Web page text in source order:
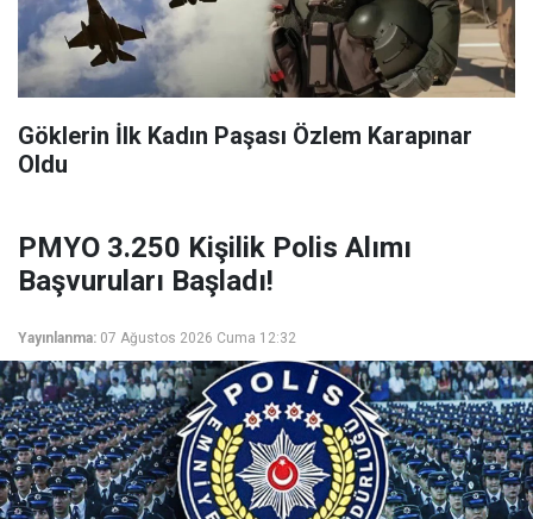
Göklerin İlk Kadın Paşası Özlem Karapınar
Oldu
PMYO 3.250 Kişilik Polis Alımı
Başvuruları Başladı!
Yayınlanma: 07 Ağustos 2026 Cuma 12:32